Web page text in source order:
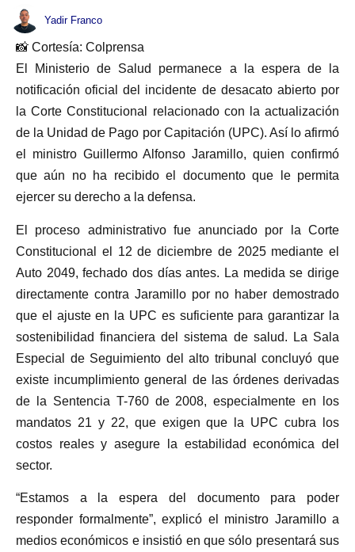
Yadir Franco
📸 Cortesía: Colprensa
El Ministerio de Salud permanece a la espera de la
notificación oficial del incidente de desacato abierto por
la Corte Constitucional relacionado con la actualización
de la Unidad de Pago por Capitación (UPC). Así lo afirmó
el ministro Guillermo Alfonso Jaramillo, quien confirmó
que aún no ha recibido el documento que le permita
ejercer su derecho a la defensa.
El proceso administrativo fue anunciado por la Corte
Constitucional el 12 de diciembre de 2025 mediante el
Auto 2049, fechado dos días antes. La medida se dirige
directamente contra Jaramillo por no haber demostrado
que el ajuste en la UPC es suficiente para garantizar la
sostenibilidad financiera del sistema de salud. La Sala
Especial de Seguimiento del alto tribunal concluyó que
existe incumplimiento general de las órdenes derivadas
de la Sentencia T-760 de 2008, especialmente en los
mandatos 21 y 22, que exigen que la UPC cubra los
costos reales y asegure la estabilidad económica del
sector.
“Estamos a la espera del documento para poder
responder formalmente”, explicó el ministro Jaramillo a
medios económicos e insistió en que sólo presentará sus